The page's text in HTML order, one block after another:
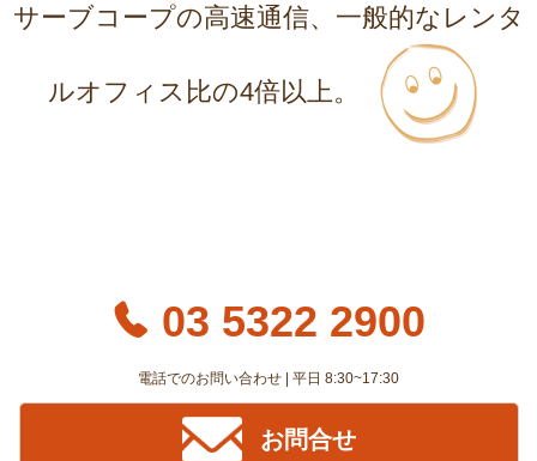
サーブコープの高速通信、一般的なレンタ
ルオフィス比の4倍以上。
03 5322 2900
電話でのお問い合わせ | 平日 8:30~17:30
お問合せ